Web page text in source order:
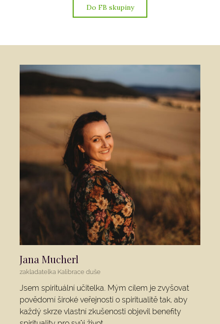
Do FB skupiny
Jana Mucherl
zakladatelka Kalibrace duše
Jsem spirituální učitelka. Mým cílem je zvyšovat
povědomí široké veřejnosti o spiritualitě tak, aby
každý skrze vlastní zkušenosti objevil benefity